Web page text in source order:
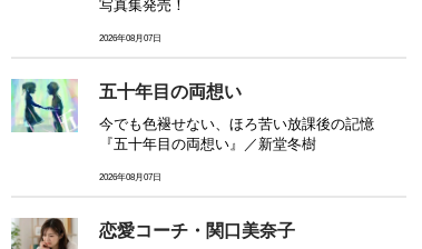
写真集発売！
2026年08月07日
五十年目の両想い
今でも色褪せない、ほろ苦い放課後の記憶
『五十年目の両想い』／新堂冬樹
2026年08月07日
恋愛コーチ・関口美奈子